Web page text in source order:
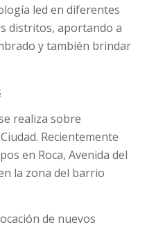
led en diferentes
distritos, aportando a
y también brindar
realiza sobre
Recientemente
en Roca, Avenida del
la zona del barrio
de nuevos